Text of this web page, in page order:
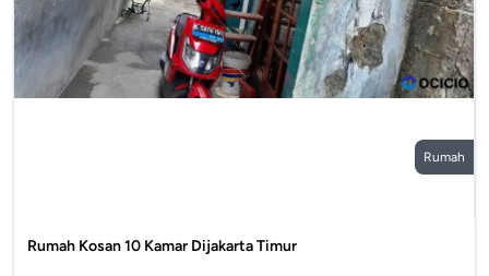
Rumah
Rumah Kosan 10 Kamar Dijakarta Timur